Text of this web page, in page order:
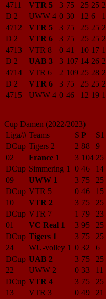
4711
VTR 5 3 75 25 25
D 2
UWW 4 0 30 12 6
4712
VTR 5 3 75 25 25
D 2
VTR 6 3 75 25 25
4713
VTR 8 0 41 10 17
D 2
UAB 3 3 107 14 26
4714
VTR 6 2 109 25 28
D 2
VTR 6 3 75 25 25
4715
UWW 4 0 46 12 19
Cup Damen (2022/2023)
Liga/# Teams S P S1
DCup Tigers 2 2 88 9
02
France 1 3 104 25
DCup Simmering 1 0 46 14
09
UWW 1 3 75 25
DCup VTR 5 0 46 15
10
VTR 2 3 75 25
DCup VTR 7 1 79 23
01
VC Real 1 3 95 25
DCup Tigers 1 3 75 25
24
WU-volley 1 0 32 6
DCup UAB 2 3 75 25
22
UWW 2 0 33 11
DCup VTR 4 3 75 25
13
VTR 3 0 49 21